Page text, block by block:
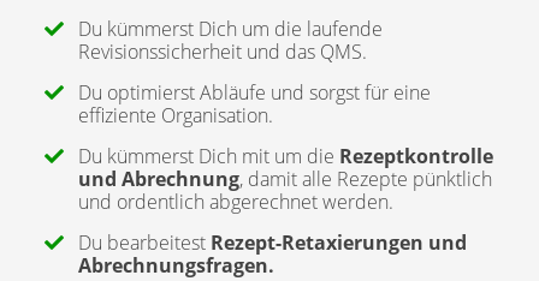
Du kümmerst Dich um die laufende
Revisionssicherheit und das QMS.
Du optimierst Abläufe und sorgst für eine
effiziente Organisation.
Du kümmerst Dich mit um die Rezeptkontrolle
und Abrechnung, damit alle Rezepte pünktlich
und ordentlich abgerechnet werden.
Du bearbeitest Rezept-Retaxierungen und
Abrechnungsfragen.